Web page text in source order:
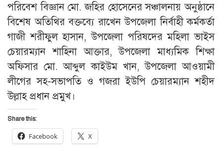
পরিবেশ বিজ্ঞান মো. জহির হোসেনের সঞ্চালনায় অনুষ্ঠানে
বিশেষ অতিথির বক্তব্যে রাখেন উপজেলা নির্বাহী কর্মকর্তা
গাজী শরীফুল হাসান, উপজেলা পরিষদের মহিলা ভাইস
চেয়ারম্যান শাহিনা আক্তার, উপজেলা মাধ্যমিক শিক্ষা
অফিসার মো. আব্দুল কাইউম খান, উপজেলা আওয়ামী
লীগের সহ-সভাপতি ও গজরা ইউপি চেয়ারম্যান শহীদ
উল্লাহ প্রধান প্রমুখ।
Share this:
Facebook X